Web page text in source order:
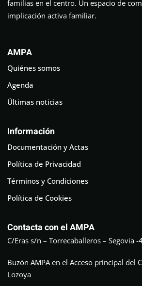
familias en el centro. Un espacio de
implicación activa familiar.
AMPA
Quiénes somos
Agenda
Últimas noticias
Información
Documentación y Actas
Política de Privacidad
Términos y Condiciones
Política de Cookies
Contacta con el AMPA
C/Eras s/n – Torrecaballeros – Segovia -
Buzón AMPA en el Acceso principal del
Lozoya